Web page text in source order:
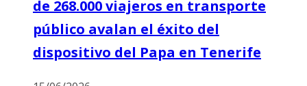
de 268.000 viajeros en transporte
público avalan el éxito del
dispositivo del Papa en Tenerife